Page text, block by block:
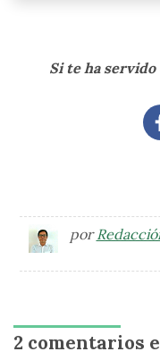
Si te ha
por
2 comentarios